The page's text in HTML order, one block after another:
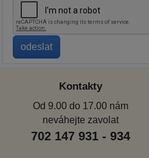
Kontakty
Od 9.00 do 17.00 nám
neváhejte zavolat
702 147 931 - 934